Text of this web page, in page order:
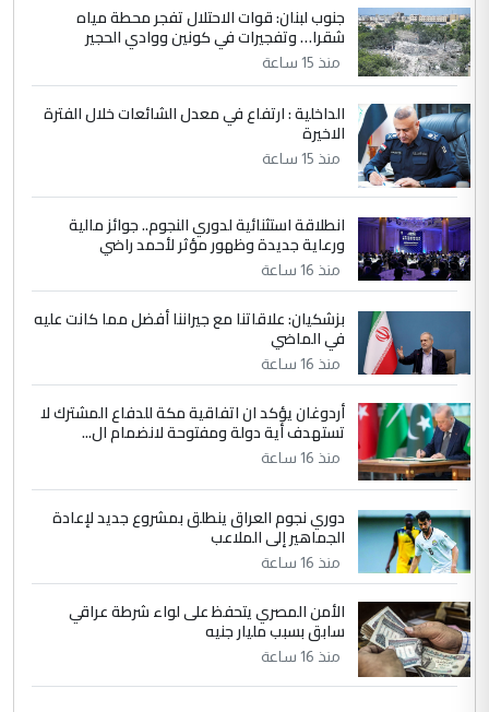
4 سردار
التعليق : واحد من عصابة علي ماما يسقط
جنسية الرافد الثالث للعراق ومن اصول عريقة
الموضوع :
الجواهري يرد على صدام حسين سل
مضجعيك يابن الزنا (نص كامل)
5 سردار
التعليق : واحد من عصابة علي ماما يسقط
جنسية الرافد الثالث للعراق ومن اصول عريقة
الموضوع :
الجواهري يرد على صدام حسين سل
مضجعيك يابن الزنا (نص كامل)
جنوب لبنان: قوات الاحتلال تفجر محطة مياه
شقرا… وتفجيرات في كونين ووادي الحجير
منذ 15 ساعة
الداخلية : ارتفاع في معدل الشائعات خلال الفترة
الاخيرة
منذ 15 ساعة
انطلاقة استثنائية لدوري النجوم.. جوائز مالية
ورعاية جديدة وظهور مؤثر لأحمد راضي
منذ 16 ساعة
بزشكيان: علاقاتنا مع جيراننا أفضل مما كانت عليه
في الماضي
منذ 16 ساعة
أردوغان يؤكد ان اتفاقية مكة للدفاع المشترك لا
تستهدف أية دولة ومفتوحة لانضمام ال...
منذ 16 ساعة
دوري نجوم العراق ينطلق بمشروع جديد لإعادة
الجماهير إلى الملاعب
منذ 16 ساعة
الأمن المصري يتحفظ على لواء شرطة عراقي
سابق بسبب مليار جنيه
منذ 16 ساعة